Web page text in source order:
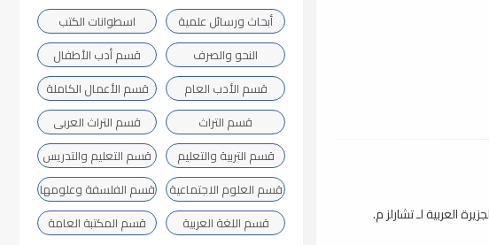
العربية لـ تشارلز م.
أبحاث ورسائل علمية
اسطوانات الكتب
النحو والصرف
قسم أدب الأطفال
قسم الأدب العام
قسم الأعمال الكاملة
قسم التراث
قسم التراث العربى
قسم التربية والتعليم
قسم التعليم والتدريس
قسم العلوم الاجتماعية
قسم الفلسفة وعلومها
قسم اللغة العربية
قسم المكتبة العامة